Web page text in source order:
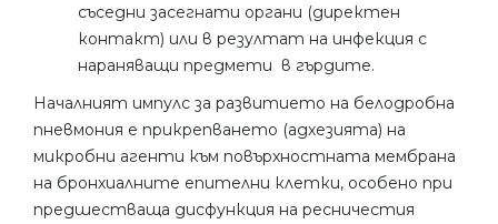
съседни засегнати органи (директен
контакт) или в резултат на инфекция с
нараняващи предмети в гърдите.
Началният импулс за развитието на белодробна
пневмония е прикрепването (адхезията) на
микробни агенти към повърхностната мембрана
на бронхиалните епителни клетки, особено при
предшестваща дисфункция на ресничестия